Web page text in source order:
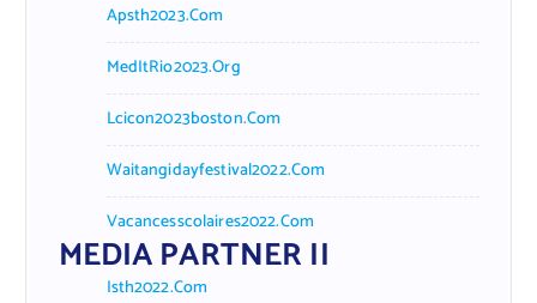
Apsth2023.com
MedItRio2023.org
Lcicon2023boston.com
Waitangidayfestival2022.com
Vacancesscolaires2022.com
MEDIA PARTNER II
Isth2022.com